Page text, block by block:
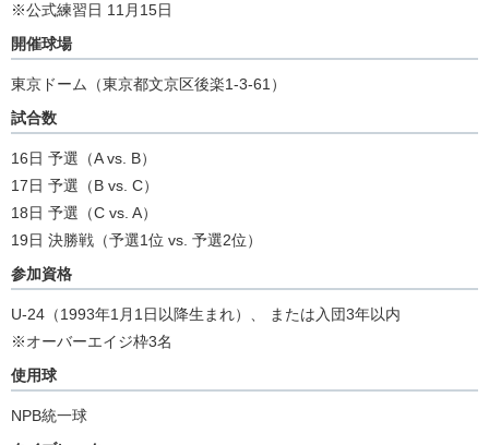
※公式練習日 11月15日
開催球場
東京ドーム（東京都文京区後楽1-3-61）
試合数
16日 予選（A vs. B）
17日 予選（B vs. C）
18日 予選（C vs. A）
19日 決勝戦（予選1位 vs. 予選2位）
参加資格
U-24（1993年1月1日以降生まれ）、 または入団3年以内
※オーバーエイジ枠3名
使用球
NPB統一球